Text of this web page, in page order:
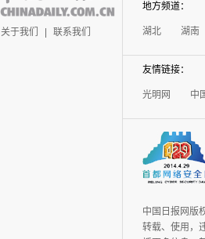
关于我们 联系我们
地方频道：
湖北 湖南
友情链接：
光明网 中
中国日报网版
转载、使用，